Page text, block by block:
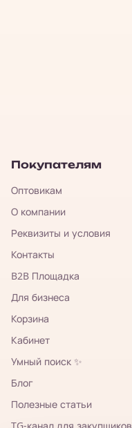
Покупателям
Оптовикам
О компании
Реквизиты и условия
Контакты
B2B Площадка
Для бизнеса
Корзина
Кабинет
Умный поиск ✨
Блог
Полезные статьи